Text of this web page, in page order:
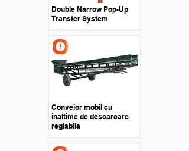
Double Narrow Pop-Up
Transfer System
Conveior mobil cu
inaltime de descarcare
reglabila